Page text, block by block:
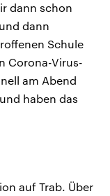
dann schon
dann
Schule
Corona-Virus-
am Abend
haben das
auf Trab. Über